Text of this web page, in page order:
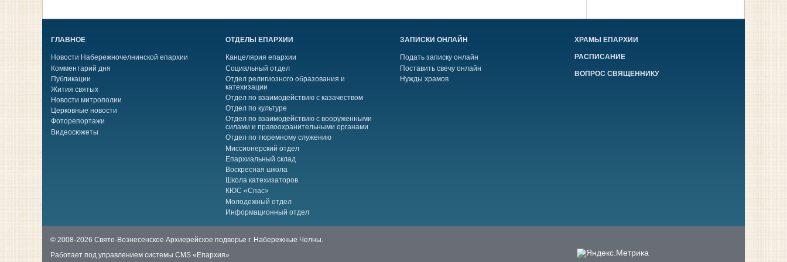
ГЛАВНОЕ
Новости Набережночелнинской епархии
Комментарий дня
Публикации
Жития святых
Новости митрополии
Церковные новости
Фоторепортажи
Видеосюжеты
ОТДЕЛЫ ЕПАРХИИ
Канцелярия епархии
Социальный отдел
Отдел религиозного образования и
катехизации
Отдел по взаимодействию с казачеством
Отдел по культуре
Отдел по взаимодействию с вооруженными
силами и правоохранительными органами
Отдел по тюремному служению
Миссионерский отдел
Епархиальный склад
Воскресная школа
Школа катехизаторов
КЮС «Спас»
Молодежный отдел
Информационный отдел
ЗАПИСКИ ОНЛАЙН
Подать записку онлайн
Поставить свечу онлайн
Нужды храмов
ХРАМЫ ЕПАРХИИ
РАСПИСАНИЕ
ВОПРОС СВЯЩЕННИКУ
© 2008-2026 Свято-Вознесенское Архиерейское подворье г. Набережные Челны.
Работает под управлением системы CMS «Епархия»